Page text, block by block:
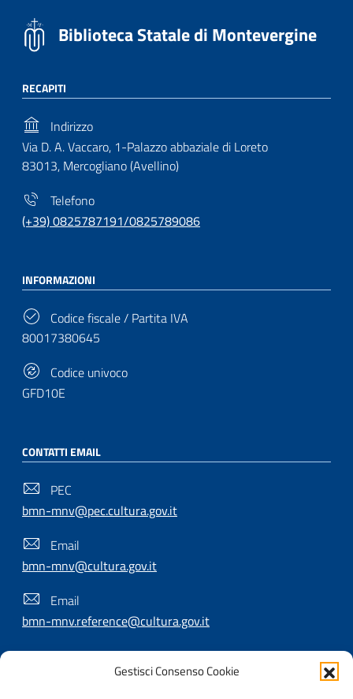
Gestisci Consenso Cookie
Biblioteca Statale di Montevergine
RECAPITI
Indirizzo
Via D. A. Vaccaro, 1-Palazzo abbaziale di Loreto
83013, Mercogliano (Avellino)
Telefono
(+39) 0825787191/0825789086
INFORMAZIONI
Codice fiscale / Partita IVA
80017380645
Codice univoco
GFD10E
CONTATTI EMAIL
PEC
bmn-mnv@pec.cultura.gov.it
Email
bmn-mnv@cultura.gov.it
Email
bmn-mnv.reference@cultura.gov.it